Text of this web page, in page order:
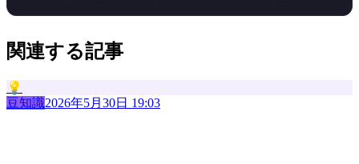
関連する記事
💡
豆知識2026年5月30日 19:03